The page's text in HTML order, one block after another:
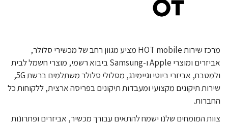
מרכז שירותHOT mobile מציע מגוון רחב של מכשירי סלולר,
אביזרים ומוצרי Appleו-Samsungביבוא רשמי, מוצרי חשמל לבית
ולמטבח, אביזרי ביוטי וגיימינג, מסלולי סלולר משתלמים ברשתG
5,
שירות תיקונים מקצועי ומעבדות תיקונים בפריסה ארצית, ללקוחות כל
החברות.
צוות המומחים שלנו ישמח להתאים עבורך מכשיר, אביזרים ופתרונות